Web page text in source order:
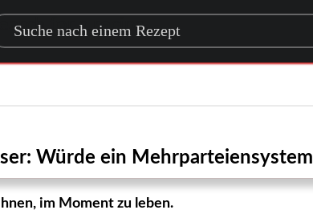
for a recipe
Würde ein
im Moment zu leben.